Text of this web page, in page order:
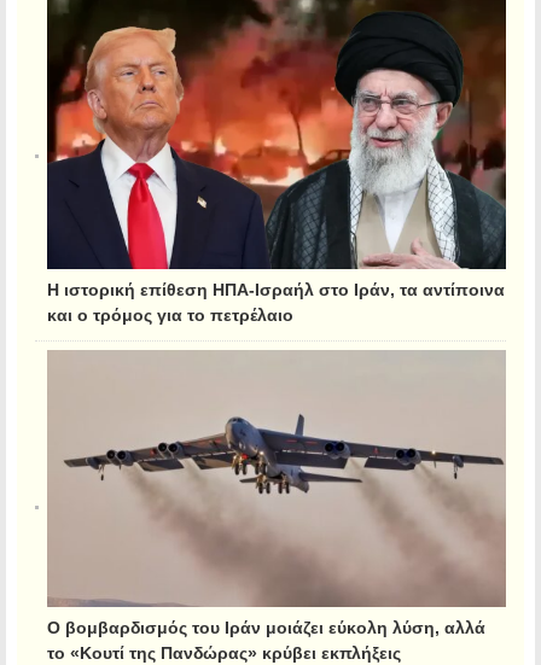
Η ιστορική επίθεση ΗΠΑ-Ισραήλ στο Ιράν, τα αντίποινα
και ο τρόμος για το πετρέλαιο
Ο βομβαρδισμός του Ιράν μοιάζει εύκολη λύση, αλλά
το «Κουτί της Πανδώρας» κρύβει εκπλήξεις